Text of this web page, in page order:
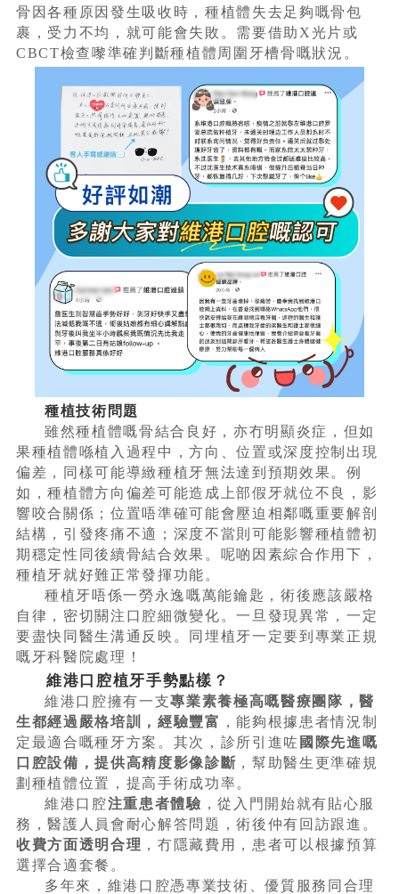
骨因各種原因發生吸收時，種植體失去足夠嘅骨包
裹，受力不均，就可能會失敗。需要借助X光片或
CBCT檢查嚟準確判斷種植體周圍牙槽骨嘅狀況。
種植技術問題
雖然種植體嘅骨結合良好，亦冇明顯炎症，但如
果種植體喺植入過程中，方向、位置或深度控制出現
偏差，同樣可能導緻種植牙無法達到預期效果。例
如，種植體方向偏差可能造成上部假牙就位不良，影
響咬合關係；位置唔準確可能會壓迫相鄰嘅重要解剖
結構，引發疼痛不適；深度不當則可能影響種植體初
期穩定性同後續骨結合效果。呢啲因素綜合作用下，
種植牙就好難正常發揮功能。
種植牙唔係一勞永逸嘅萬能鑰匙，術後應該嚴格
自律，密切關注口腔細微變化。一旦發現異常，一定
要盡快同醫生溝通反映。同埋植牙一定要到專業正規
嘅牙科醫院處理！
維港口腔植牙手勢點樣？
維港口腔擁有一支專業素養極高嘅醫療團隊，醫
生都經過嚴格培訓，經驗豐富 ，能夠根據患者情況制
定最適合嘅種牙方案。其次，診所引進咗 國際先進嘅
口腔設備，提供高精度影像診斷 ，幫助醫生更準確規
劃種植體位置，提高手術成功率。
維港口腔注重患者體驗 ，從入門開始就有貼心服
務，醫護人員會耐心解答問題，術後仲有回訪跟進。
收費方面透明合理 ，冇隱藏費用，患者可以根據預算
選擇合適套餐。
多年來，維港口腔憑專業技術、優質服務同合理